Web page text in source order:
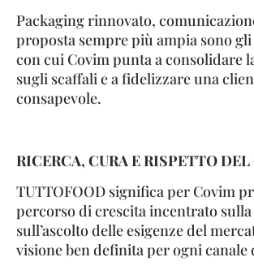
Packaging rinnovato,
proposta sempre più ampia sono
con cui Covim punta a consolidare
sugli scaffali e a fidelizzare una
consapevole.
RICERCA, CURA E RISPETTO DEL
TUTTOFOOD significa per Covim
percorso di crescita incentrato
sull’ascolto delle esigenze del
visione ben definita per ogni